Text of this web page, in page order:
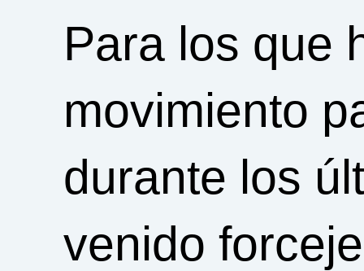
Para los que
movimiento
durante los
venido